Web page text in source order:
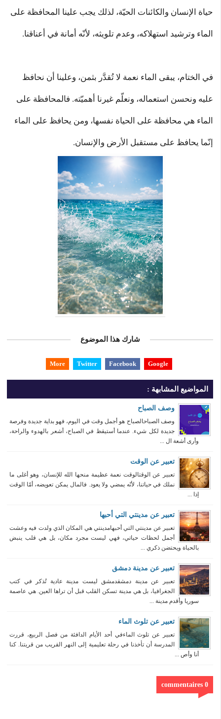
حياة الإنسان والكائنات الحيّة، لذلك يجب علينا المحافظة على
الماء وترشيد استهلاكه، وعدم تلويثه، لأنّه أمانة في أعناقنا.
في الختام، يبقى الماء نعمة لا تُقدَّر بثمن، وعلينا أن نحافظ
عليه ونحسن استعماله، ونعلّم غيرنا أهميّته. فالمحافظة على
الماء هي محافظة على الحياة نفسها، ومن يحافظ على الماء
إنّما يحافظ على مستقبل الأرض والإنسان.
شارك هذا الموضوع
Google
Facebook
Twitter
More
المواضيع المشابهة :
وصف الصباح
وصف الصباحالصباح هو أجمل وقت في اليوم، فهو بداية جديدة وفرصة
جديدة لكل شيء. عندما أستيقظ في الصباح، أشعر بالهدوء والراحة،
وأرى أشعة ال ...
تعبير عن الوقت
تعبير عن الوقتالوقت نعمة عظيمة منحها الله للإنسان، وهو أغلى ما
نملك في حياتنا، لأنّه يمضي ولا يعود. فالمال يمكن تعويضه، أمّا الوقت
إذا ...
تعبير عن مدينتي التي أحبها
تعبير عن مدينتي التي أحبهامدينتي هي المكان الذي ولدت فيه وعشت
أجمل لحظات حياتي، فهي ليست مجرد مكان، بل هي قلب ينبض
بالحياة ويحتضن ذكري ...
تعبير عن مدينة دمشق
تعبير عن مدينة دمشقدمشق ليست مدينة عادية تُذكر في كتب
الجغرافيا، بل هي مدينة تسكن القلب قبل أن تراها العين. هي عاصمة
سوريا وأقدم مدينة ...
تعبير عن تلوث الماء
تعبير عن تلوث الماءفي أحد الأيام الدافئة من فصل الربيع، قررت
المدرسة أن تأخذنا في رحلة تعليمية إلى النهر القريب من قريتنا. كنا
أنا وأص ...
0 commentaires